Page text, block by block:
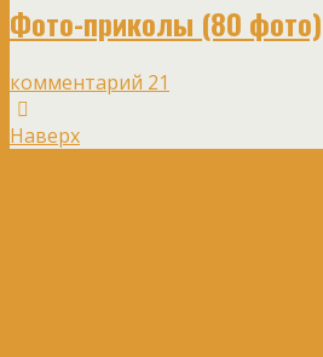
Фото-приколы (80 фото)
комментарий 21
Наверх